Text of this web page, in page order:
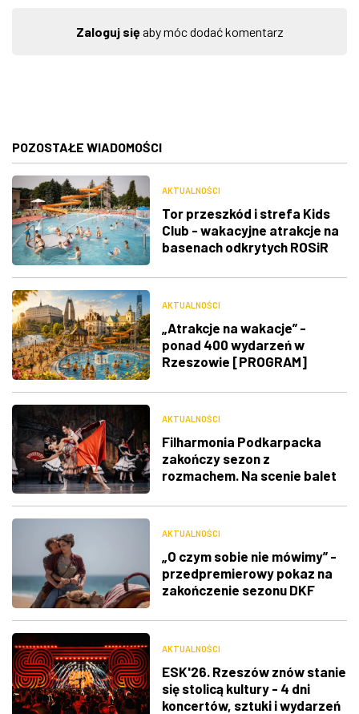
Zaloguj sięaby móc dodać komentarz
POZOSTAŁE WIADOMOŚCI
AKTUALNOŚCI
Tor przeszkód i strefa Kids
Club - wakacyjne atrakcje na
basenach odkrytych ROSiR
AKTUALNOŚCI
„Atrakcje na wakacje” -
ponad 400 wydarzeń w
Rzeszowie [PROGRAM]
AKTUALNOŚCI
Filharmonia Podkarpacka
zakończy sezon z
rozmachem. Na scenie balet
AKTUALNOŚCI
„O czym sobie nie mówimy” -
przedpremierowy pokaz na
zakończenie sezonu DKF
AKTUALNOŚCI
ESK'26. Rzeszów znów stanie
się stolicą kultury - 4 dni
koncertów, sztuki i wydarzeń